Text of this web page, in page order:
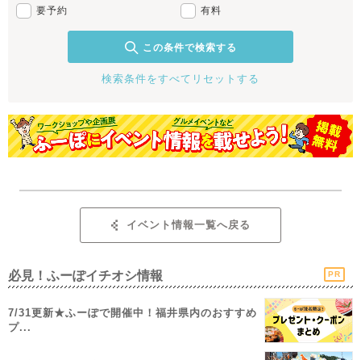
要予約
有料
この条件で検索する
検索条件をすべてリセットする
イベント情報一覧へ戻る
必見！ふーぽイチオシ情報 PR
7/31更新★ふーぽで開催中！福井県内のおすすめ
プ...